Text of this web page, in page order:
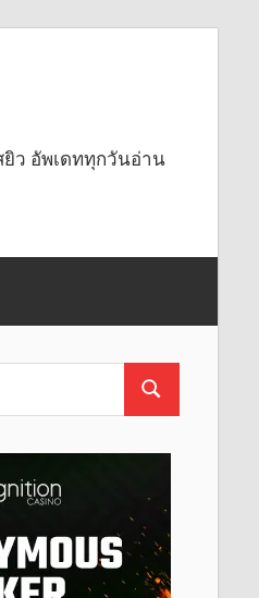
ยิว อัพเดททุกวันอ่าน